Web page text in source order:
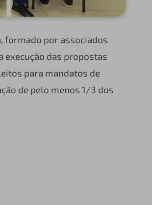
formado por associados
execução das propostas
para mandatos de
de pelo menos 1/3 dos